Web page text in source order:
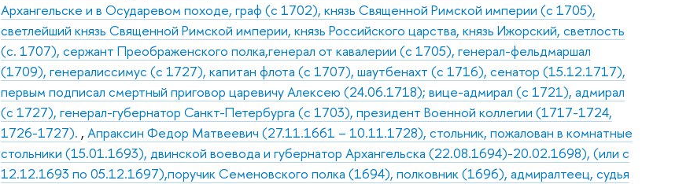
Архангельске и в Осударевом походе, граф (с 1702), князь Священной Римской империи (с 1705),
светлейший князь Священной Римской империи, князь Российского царства, князь Ижорский, светлость
(с. 1707), сержант Преображенского полка,генерал от кавалерии (с 1705), генерал-фельдмаршал
(1709), генералиссимус (с 1727), капитан флота (с 1707), шаутбенахт (с 1716), сенатор (15.12.1717),
первым подписал смертный приговор царевичу Алексею (24.06.1718); вице-адмирал (с 1721), адмирал
(с 1727), генерал-губернатор Санкт-Петербурга (с 1703), президент Военной коллегии (1717-1724,
1726-1727). ,Апраксин Федор Матвеевич (27.11.1661 – 10.11.1728), стольник, пожалован в комнатные
стольники (15.01.1693), двинской воевода и губернатор Архангельска (22.08.1694)-20.02.1698), (или с
12.12.1693 по 05.12.1697),поручик Семеновского полка (1694), полковник (1696), адмиралтеец, судья